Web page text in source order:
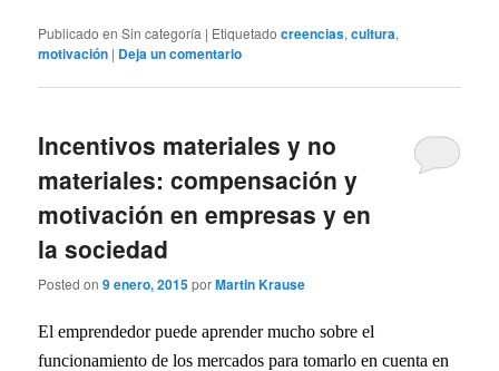
Publicado en Sin categoría | Etiquetado creencias,cultura,
motivación | Deja un comentario
Incentivos materiales y no
materiales: compensación y
motivación en empresas y en
la sociedad
Posted on9 enero, 2015porMartin Krause
El emprendedor puede aprender mucho sobre el
funcionamiento de los mercados para tomarlo en cuenta en